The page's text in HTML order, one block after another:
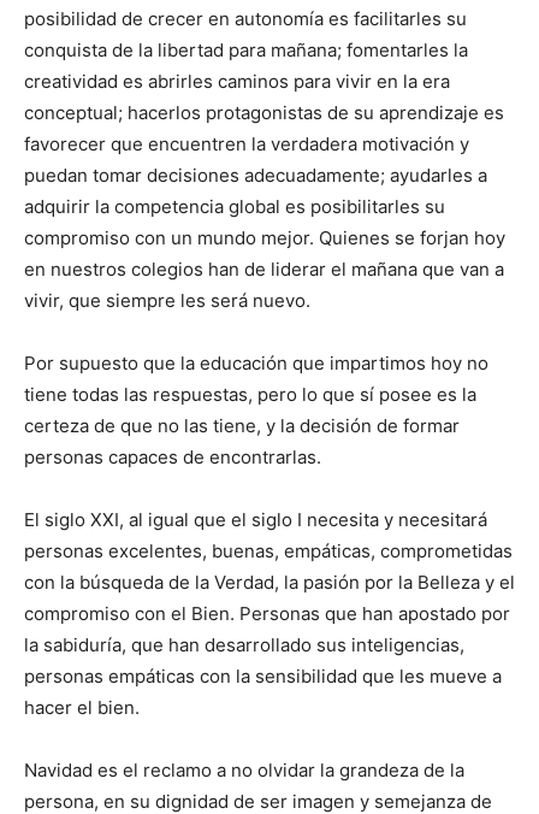
posibilidad de crecer en autonomía es facilitarles su
conquista de la libertad para mañana; fomentarles la
creatividad es abrirles caminos para vivir en la era
conceptual; hacerlos protagonistas de su aprendizaje es
favorecer que encuentren la verdadera motivación y
puedan tomar decisiones adecuadamente; ayudarles a
adquirir la competencia global es posibilitarles su
compromiso con un mundo mejor. Quienes se forjan hoy
en nuestros colegios han de liderar el mañana que van a
vivir, que siempre les será nuevo.
Por supuesto que la educación que impartimos hoy no
tiene todas las respuestas, pero lo que sí posee es la
certeza de que no las tiene, y la decisión de formar
personas capaces de encontrarlas.
El siglo XXI, al igual que el siglo I necesita y necesitará
personas excelentes, buenas, empáticas, comprometidas
con la búsqueda de la Verdad, la pasión por la Belleza y el
compromiso con el Bien. Personas que han apostado por
la sabiduría, que han desarrollado sus inteligencias,
personas empáticas con la sensibilidad que les mueve a
hacer el bien.
Navidad es el reclamo a no olvidar la grandeza de la
persona, en su dignidad de ser imagen y semejanza de